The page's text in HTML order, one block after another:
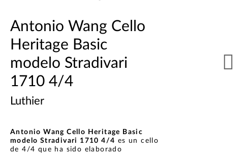
Antonio Wang Cello
Heritage Basic
modelo Stradivari
1710 4/4
Luthier
Antonio Wang Cello Heritage Basic
modelo Stradivari 1710 4/4 es un cello
de 4/4 que ha sido elaborado